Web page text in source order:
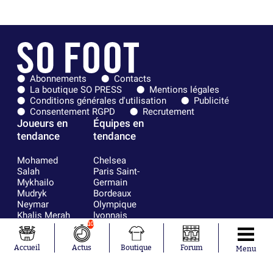
Abonnements
Contacts
La boutique SO PRESS
Mentions légales
Conditions générales d'utilisation
Publicité
Consentement RGPD
Recrutement
Joueurs en
tendance
Mohamed
Salah
Mykhailo
Mudryk
Neymar
Khalis Merah
Loïs Openda
Moussa
Niakhaté
Équipes en
tendance
Chelsea
Paris Saint-
Germain
Bordeaux
Olympique
lyonnais
FIFA
Real Madrid
RC Strasbourg
Accueil
10
Actus Boutique Forum Menu